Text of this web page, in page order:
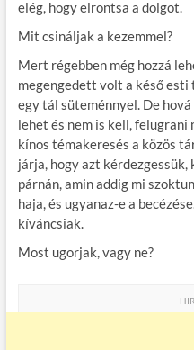
elég, hogy elrontsa a dolgot.
Mit csináljak a kezemmel?
Mert régebben még hozzá
megengedett volt a késő esti
egy tál süteménnyel. De
lehet és nem is kell, felugrani
kínos témakeresés a közös
járja, hogy azt
párnán, amin addig mi
haja, és ugyanaz-e a
kíváncsiak.
Most ugorjak, vagy ne?